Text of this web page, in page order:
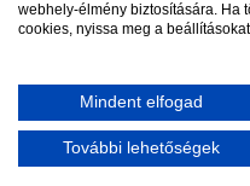
Modi:
Adatvédelem
2018
webhely-élmény biztosítására. Ha
cookies, nyissa meg a
Mindent elfogad
További lehetőségek